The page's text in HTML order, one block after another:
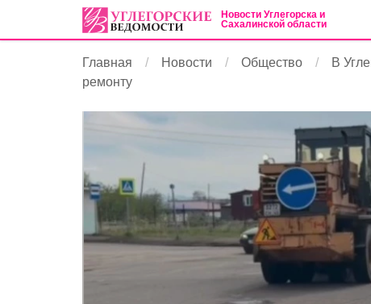
Новости Углегорска и
Сахалинской области
Главная Новости Общество
В
ремонту